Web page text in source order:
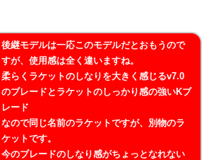
後継モデルは一応このモデルだとおもうので
すが、使用感は全く違いますね。
柔らくラケットのしなりを大きく感じるv7.0
のブレードとラケットのしっかり感の強いKブ
レード
なので同じ名前のラケットですが、別物のラ
ケットです。
今のブレードのしなり感がちょっとなれない